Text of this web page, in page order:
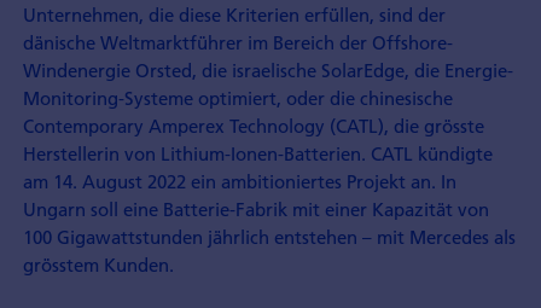
Unternehmen, die diese Kriterien erfüllen, sind der
dänische Weltmarktführer im Bereich der Offshore-
Windenergie Orsted, die israelische SolarEdge, die Energie-
Monitoring-Systeme optimiert, oder die chinesische
Contemporary Amperex Technology (CATL), die grösste
Herstellerin von Lithium-Ionen-Batterien. CATL kündigte
am 14. August 2022 ein ambitioniertes Projekt an. In
Ungarn soll eine Batterie-Fabrik mit einer Kapazität von
100 Gigawattstunden jährlich entstehen – mit Mercedes als
grösstem Kunden.